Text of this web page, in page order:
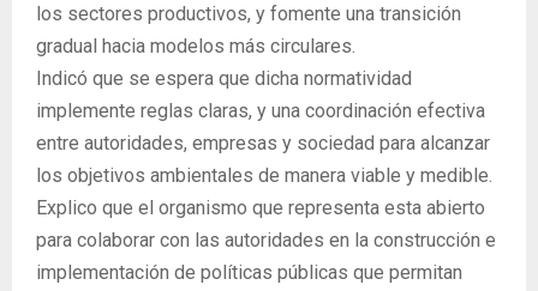
los sectores productivos, y fomente una transición
gradual hacia modelos más circulares.
Indicó que se espera que dicha normatividad
implemente reglas claras, y una coordinación efectiva
entre autoridades, empresas y sociedad para alcanzar
los objetivos ambientales de manera viable y medible.
Explico que el organismo que representa esta abierto
para colaborar con las autoridades en la construcción e
implementación de políticas públicas que permitan